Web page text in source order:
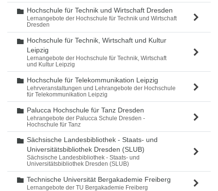
Ordner
Hochschule für Technik und Wirtschaft Dresden
Lernangebote der Hochschule für Technik und Wirtschaft
Dresden
Ordner
Hochschule für Technik, Wirtschaft und Kultur
Leipzig
Lernangebote der Hochschule für Technik, Wirtschaft
und Kultur Leipzig
Ordner
Hochschule für Telekommunikation Leipzig
Lehrveranstaltungen und Lehrangebote der Hochschule
für Telekommunikation Leipzig
Ordner
Palucca Hochschule für Tanz Dresden
Lehrangebote der Palucca Schule Dresden -
Hochschule für Tanz
Ordner
Sächsische Landesbibliothek - Staats- und
Universitätsbibliothek Dresden (SLUB)
Sächsische Landesbibliothek - Staats- und
Universitätsbibliothek Dresden (SLUB)
Ordner
Technische Universität Bergakademie Freiberg
Lernangebote der TU Bergakademie Freiberg